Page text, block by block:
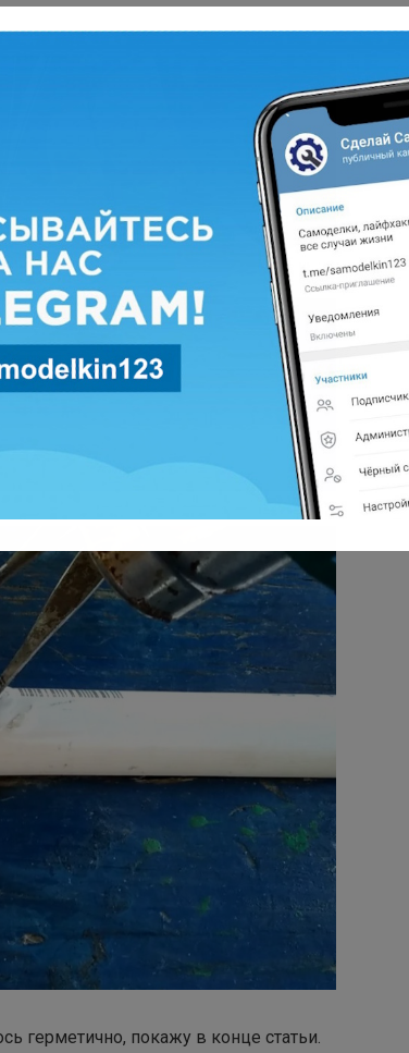
герметично, покажу в конце статьи.